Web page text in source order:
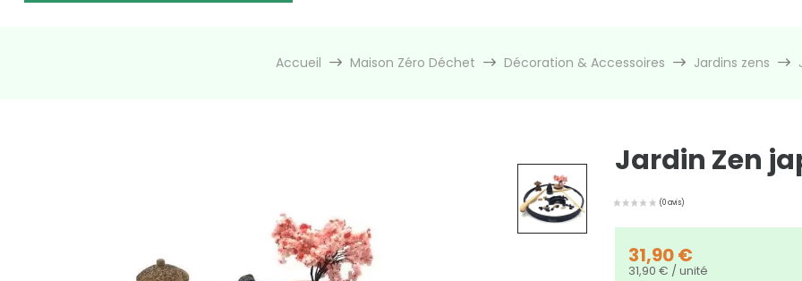
Accueil Maison Zéro Déchet Décoration & Accessoires Jardins zens
Jardin Zen
31,90 €
31,90 € / unité